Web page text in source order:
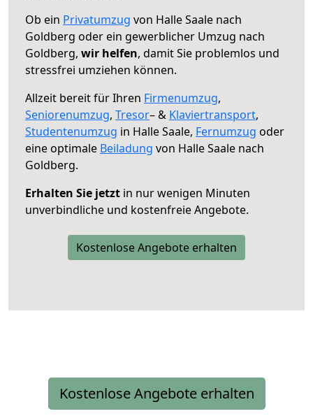
Ob ein Privatumzug von Halle Saale nach
Goldberg oder ein gewerblicher Umzug nach
Goldberg, wir helfen, damit Sie problemlos und
stressfrei umziehen können.
Allzeit bereit für Ihren Firmenumzug,
Seniorenumzug, Tresor– & Klaviertransport,
Studentenumzug in Halle Saale, Fernumzug oder
eine optimale Beiladung von Halle Saale nach
Goldberg.
Erhalten Sie jetzt in nur wenigen Minuten
unverbindliche und kostenfreie Angebote.
Kostenlose Angebote erhalten
Kostenlose Angebote erhalten